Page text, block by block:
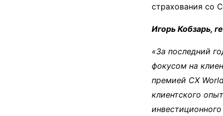
страхования со
Игорь Кобзарь,
«За последний
фокусом на
премией CX
клиентского